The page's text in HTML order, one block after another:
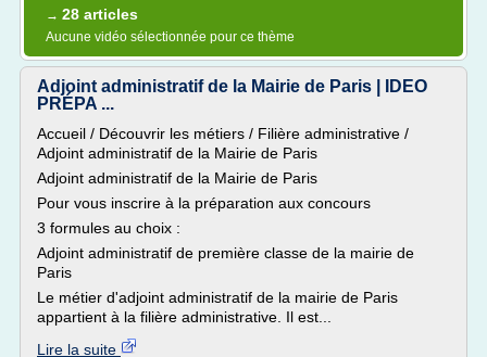
→ 28 articles
Aucune vidéo sélectionnée pour ce thème
Adjoint administratif de la Mairie de Paris | IDEO
PRÉPA ...
Accueil / Découvrir les métiers / Filière administrative /
Adjoint administratif de la Mairie de Paris
Adjoint administratif de la Mairie de Paris
Pour vous inscrire à la préparation aux concours
3 formules au choix :
Adjoint administratif de première classe de la mairie de
Paris
Le métier d'adjoint administratif de la mairie de Paris
appartient à la filière administrative. Il est...
Lire la suite